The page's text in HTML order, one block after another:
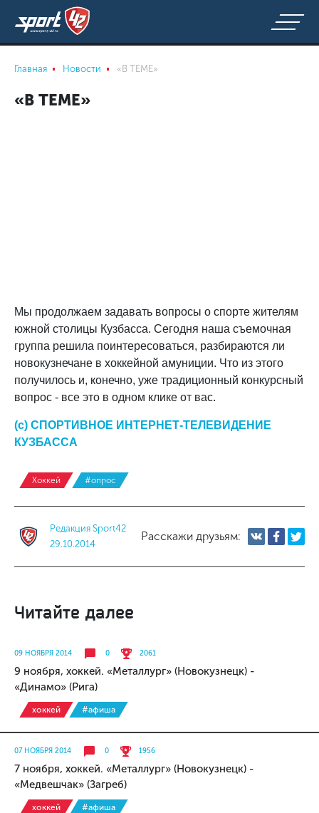
Главная Новости «В ТЕМЕ»
«В ТЕМЕ»
Мы продолжаем задавать вопросы о спорте жителям
южной столицы Кузбасса. Сегодня наша съемочная
группа решила поинтересоваться, разбираются ли
новокузнечане в хоккейной амуниции. Что из этого
получилось и, конечно, уже традиционный конкурсный
вопрос - все это в одном клике от вас.
(с) СПОРТИВНОЕ ИНТЕРНЕТ-ТЕЛЕВИДЕНИЕ
КУЗБАССА
Хоккей #опрос
Редакция Sport42
29.10.2014
Расскажи друзьям:
Читайте далее
09 НОЯБРЯ 2014 0 2061
9 ноября, хоккей. «Металлург» (Новокузнецк) -
«Динамо» (Рига)
хоккей #афиша
07 НОЯБРЯ 2014 0 1956
7 ноября, хоккей. «Металлург» (Новокузнецк) -
«Медвешчак» (Загреб)
хоккей #афиша